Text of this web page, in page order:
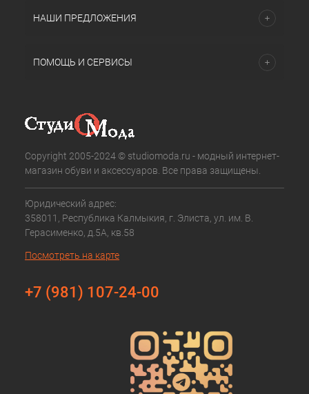
НАШИ ПРЕДЛОЖЕНИЯ
ПОМОЩЬ И СЕРВИСЫ
Copyright 2005-2024 © studiomoda.ru - модный интернет-
магазин обуви и аксессуаров. Все права защищены.
Юридический адрес:
358011, Республика Калмыкия, г. Элиста, ул. им. В.
Герасименко, д.5А, кв.58
Посмотреть на карте
+7 (981) 107-24-00